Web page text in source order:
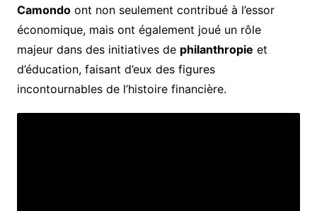
Camondoont non seulement contribué à l’essor
économique, mais ont également joué un rôle
majeur dans des initiatives de philanthropie et
d’éducation, faisant d’eux des figures
incontournables de l’histoire financière.